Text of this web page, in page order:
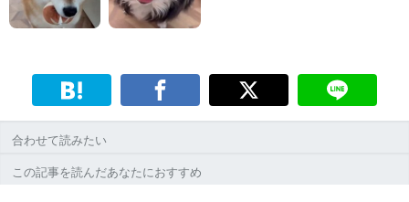
合わせて読みたい
この記事を読んだあなたにおすすめ